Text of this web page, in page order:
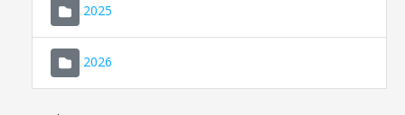
2025
2026